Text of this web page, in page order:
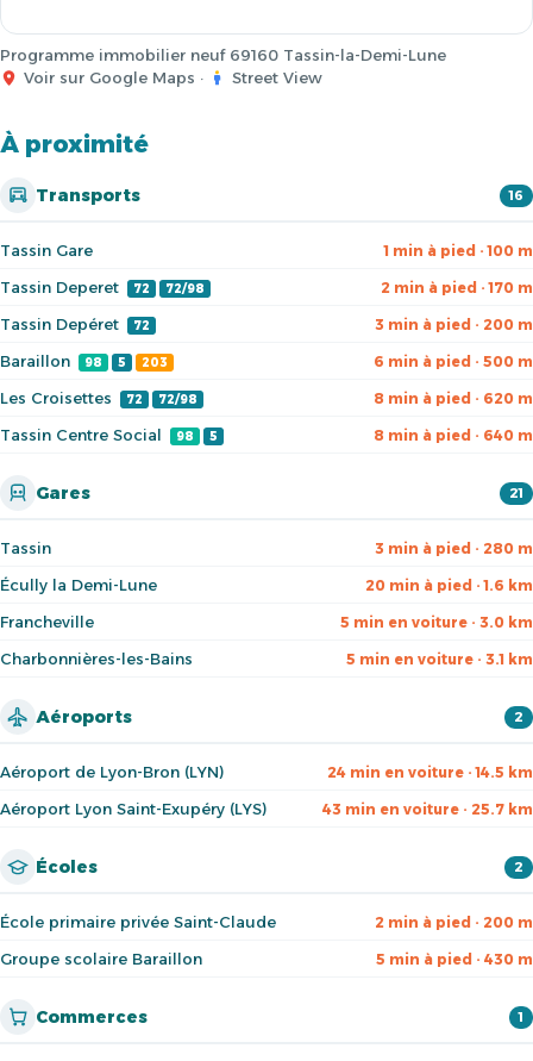
Programme immobilier neuf 69160 Tassin-la-Demi-Lune
Voir sur Google Maps · Street View
À proximité
Transports 16
Tassin Gare 1 min à pied · 100 m
Tassin Deperet 72 72/98 2 min à pied · 170 m
Tassin Depéret 72 3 min à pied · 200 m
Baraillon 98 5 203 6 min à pied · 500 m
Les Croisettes 72 72/98 8 min à pied · 620 m
Tassin Centre Social 98 5 8 min à pied · 640 m
Gares 21
Tassin 3 min à pied · 280 m
Écully la Demi-Lune 20 min à pied · 1.6 km
Francheville 5 min en voiture · 3.0 km
Charbonnières-les-Bains 5 min en voiture · 3.1 km
Aéroports 2
Aéroport de Lyon-Bron (LYN) 24 min en voiture · 14.5 km
Aéroport Lyon Saint-Exupéry (LYS) 43 min en voiture · 25.7 km
Écoles 2
École primaire privée Saint-Claude 2 min à pied · 200 m
Groupe scolaire Baraillon 5 min à pied · 430 m
Commerces 1